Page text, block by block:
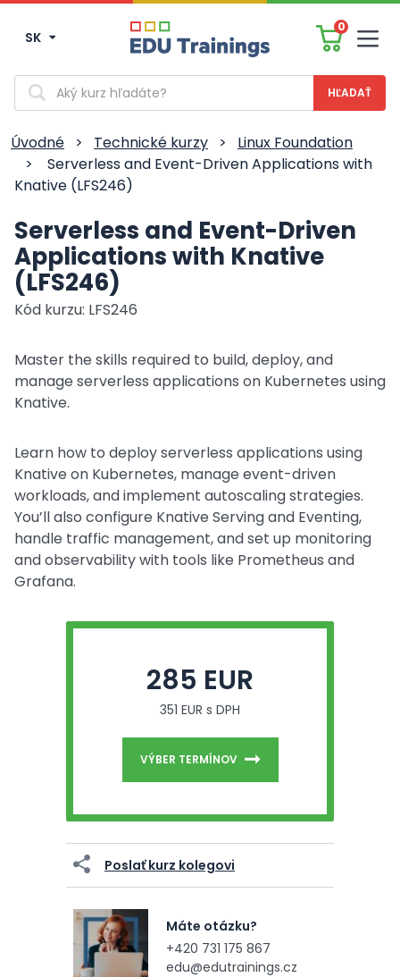
SK
0
Vyhľadávanie
Úvodné > Technické kurzy >
Linux Foundation
>
Serverless and Event-Driven Applications with
Knative (LFS246)
Serverless and Event-Driven
Applications with Knative
(LFS246)
Kód kurzu: LFS246
Master the skills required to build, deploy, and
manage serverless applications on Kubernetes using
Knative.
Learn how to deploy serverless applications using
Knative on Kubernetes, manage event-driven
workloads, and implement autoscaling strategies.
You’ll also configure Knative Serving and Eventing,
handle traffic management, and set up monitoring
and observability with tools like Prometheus and
Grafana.
285 EUR
351 EUR s DPH
VÝBER TERMÍNOV
Poslať kurz kolegovi
Máte otázku?
+420 731 175 867
edu@edutrainings.cz